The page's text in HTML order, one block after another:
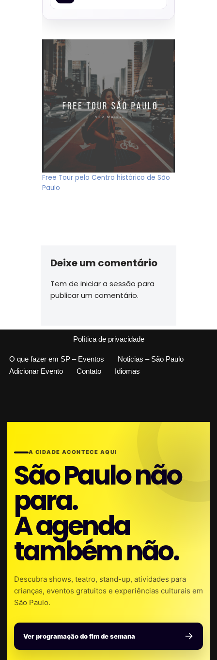
Free Tour pelo Centro histórico de São
Paulo
Deixe um comentário
Tem de iniciar a sessão para
publicar um comentário.
Política de privacidade
O que fazer em SP – Eventos
Noticias – São Paulo
Adicionar Evento
Contato Idiomas
A CIDADE ACONTECE AQUI
São Paulo não
para.
A agenda
também não.
Descubra shows, teatro, stand-up, atividades para
crianças, eventos gratuitos e experiências culturais em
São Paulo.
Ver programação do fim de semana